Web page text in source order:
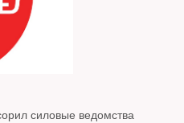
силовые ведомства